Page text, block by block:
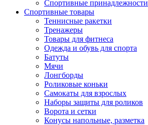
Спортивные принадлежности
Спортивные товары
Теннисные ракетки
Тренажеры
Товары для фитнеса
Одежда и обувь для спорта
Батуты
Мячи
Лонгборды
Роликовые коньки
Самокаты для взрослых
Наборы защиты для роликов
Ворота и сетки
Конусы напольные, разметка